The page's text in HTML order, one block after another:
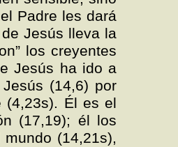
Padre les dará
Jesús lleva la
los creyentes
Jesús ha ido a
(14,6) por
(4,23s). Él es el
(17,19); él los
(14,21s),